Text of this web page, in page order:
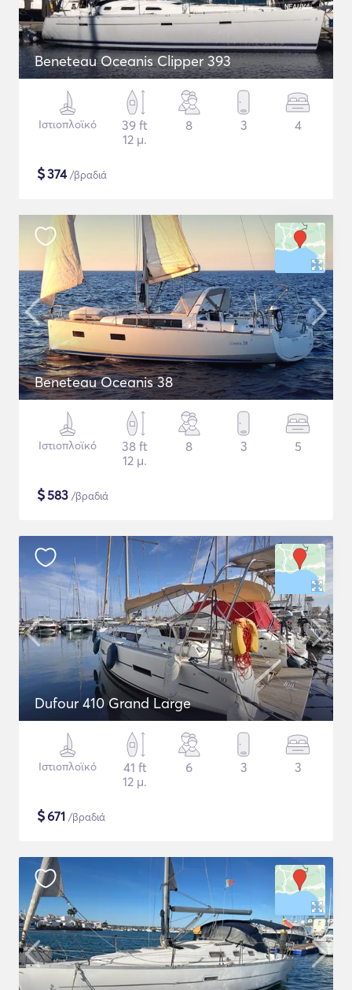
Beneteau Oceanis Clipper 393
Ιστιοπλοϊκό
39 ft
12 μ.
8 3 4
$374/βραδιά
Beneteau Oceanis 38
Ιστιοπλοϊκό
38 ft
12 μ.
8 3 5
$583 /βραδιά
Dufour 410 Grand Large
Ιστιοπλοϊκό
41 ft
12 μ.
6 3 3
$671 /βραδιά